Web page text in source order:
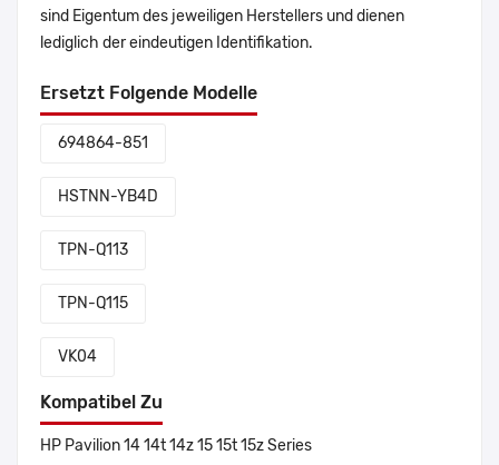
sind Eigentum des jeweiligen Herstellers und dienen
lediglich der eindeutigen Identifikation.
Ersetzt Folgende Modelle
694864-851
HSTNN-YB4D
TPN-Q113
TPN-Q115
VK04
Kompatibel Zu
HP Pavilion 14 14t 14z 15 15t 15z Series